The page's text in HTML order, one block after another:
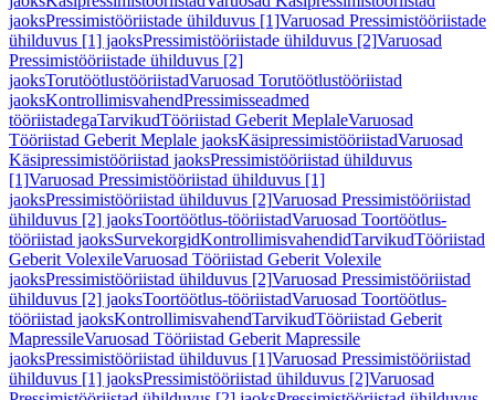
jaoksPressimistööriistade ühilduvus [1]Varuosad Pressimistööriistade
ühilduvus [1] jaoksPressimistööriistade ühilduvus [2]Varuosad
Pressimistööriistade ühilduvus [2]
jaoksTorutöötlustööriistadVaruosad Torutöötlustööriistad
jaoksKontrollimisvahendPressimisseadmed
tööriistadegaTarvikudTööriistad Geberit MeplaleVaruosad
Tööriistad Geberit Meplale jaoksKäsipressimistööriistadVaruosad
Käsipressimistööriistad jaoksPressimistööriistad ühilduvus
[1]Varuosad Pressimistööriistad ühilduvus [1]
jaoksPressimistööriistad ühilduvus [2]Varuosad Pressimistööriistad
ühilduvus [2] jaoksToortöötlus-tööriistadVaruosad Toortöötlus-
tööriistad jaoksSurvekorgidKontrollimisvahendidTarvikudTööriistad
Geberit VolexileVaruosad Tööriistad Geberit Volexile
jaoksPressimistööriistad ühilduvus [2]Varuosad Pressimistööriistad
ühilduvus [2] jaoksToortöötlus-tööriistadVaruosad Toortöötlus-
tööriistad jaoksKontrollimisvahendTarvikudTööriistad Geberit
MapressileVaruosad Tööriistad Geberit Mapressile
jaoksPressimistööriistad ühilduvus [1]Varuosad Pressimistööriistad
ühilduvus [1] jaoksPressimistööriistad ühilduvus [2]Varuosad